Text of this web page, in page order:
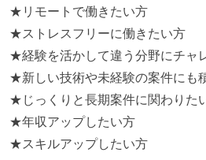
★リモートで働きたい方
★ストレスフリーに働きたい方
★経験を活かして違う分野にチャ
★新しい技術や未経験の案件にも
★じっくりと長期案件に関わりた
★年収アップしたい方
★スキルアップしたい方